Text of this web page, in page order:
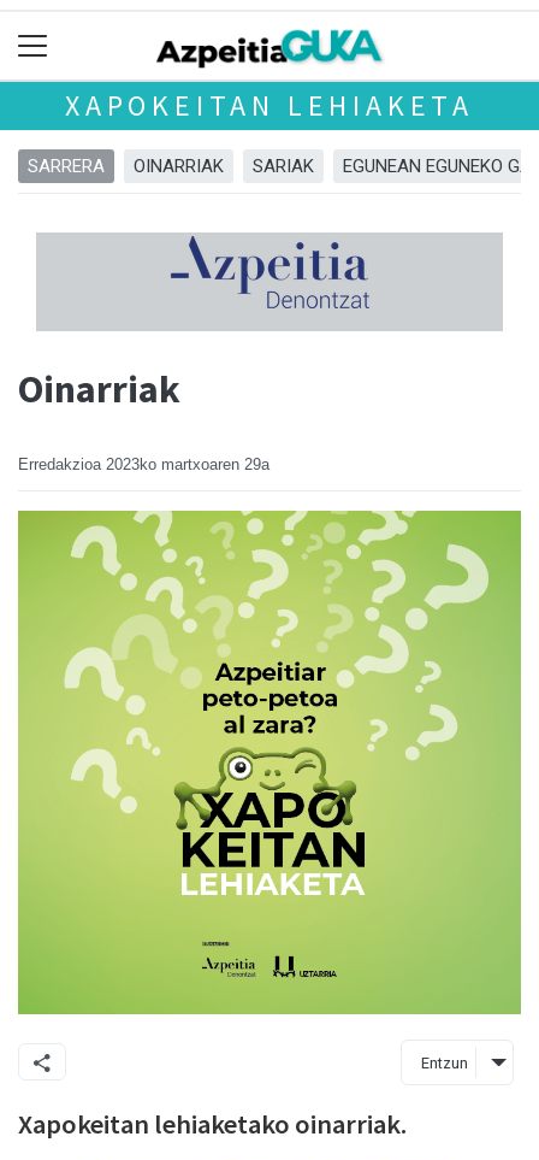
XAPOKEITAN LEHIAKETA
SARRERA OINARRIAK SARIAK EGUNEAN EGUNEKO
Oinarriak
Erredakzioa 2023ko martxoaren 29a
Entzun
Xapokeitan lehiaketako oinarriak.